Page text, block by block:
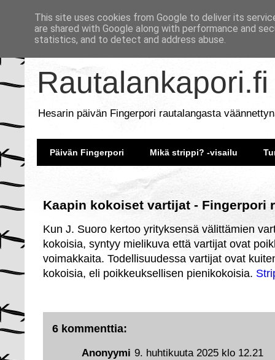
Rautalankapori.fi
Hesarin päivän Fingerpori rautalangasta
Päivän Fingerpori Mikä strippi? -visailu
Kaapin kokoiset vartijat - Fingerpori
Kun J. Suoro kertoo yrityksensä välittämien
kokoisia, syntyy mielikuva että vartijat ovat
voimakkaita. Todellisuudessa vartijat ovat
kokoisia, eli poikkeuksellisen pienikokoisia.
6 kommenttia:
Anonyymi 9. huhtikuuta 2025 klo 12.21
This site uses cookies from Google to deliver its
are shared with Google along with performance and
statistics, and to detect and address abuse.